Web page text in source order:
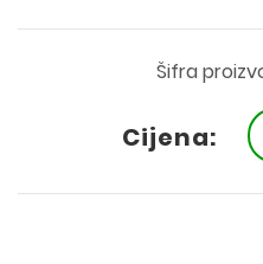
Šifra
Cijena: